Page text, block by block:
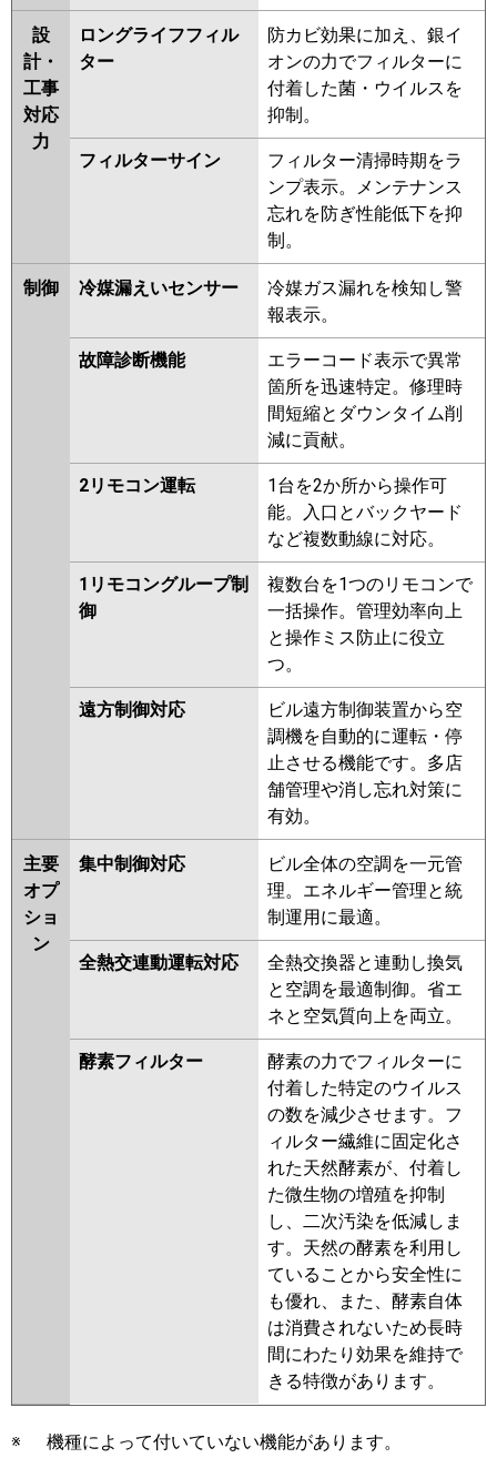
設
計・
工事
対応
力
ロングライフフィル
ター
防カビ効果に加え、銀イ
オンの力でフィルターに
付着した菌・ウイルスを
抑制。
フィルターサイン
フィルター清掃時期をラ
ンプ表示。メンテナンス
忘れを防ぎ性能低下を抑
制。
制御 冷媒漏えいセンサー
冷媒ガス漏れを検知し警
報表示。
故障診断機能
エラーコード表示で異常
箇所を迅速特定。修理時
間短縮とダウンタイム削
減に貢献。
2リモコン運転
1台を2か所から操作可
能。入口とバックヤード
など複数動線に対応。
1リモコングループ制
御
複数台を1つのリモコンで
一括操作。管理効率向上
と操作ミス防止に役立
つ。
遠方制御対応
ビル遠方制御装置から空
調機を自動的に運転・停
止させる機能です。多店
舗管理や消し忘れ対策に
有効。
主要
オプ
ショ
ン
集中制御対応
ビル全体の空調を一元管
理。エネルギー管理と統
制運用に最適。
全熱交連動運転対応
全熱交換器と連動し換気
と空調を最適制御。省エ
ネと空気質向上を両立。
酵素フィルター
酵素の力でフィルターに
付着した特定のウイルス
の数を減少させます。フ
ィルター繊維に固定化さ
れた天然酵素が、付着し
た微生物の増殖を抑制
し、二次汚染を低減しま
す。天然の酵素を利用し
ていることから安全性に
も優れ、また、酵素自体
は消費されないため長時
間にわたり効果を維持で
きる特徴があります。
※
機種によって付いていない機能があります。